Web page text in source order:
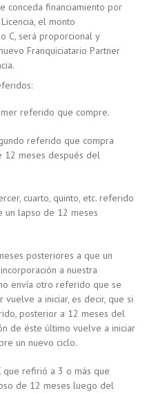
conceda financiamiento por
el monto
C, será proporcional y
Franquiciatario Partner
referido que compre.
referido que compra
12 meses después del
cuarto, quinto, etc. referido
un lapso de 12 meses
posteriores a que un
a nuestra
envía otro referido que se
a iniciar, es decir, que si
posterior a 12 meses del
de éste último vuelve a iniciar
un nuevo ciclo.
que refirió a 3 o más que
de 12 meses luego del